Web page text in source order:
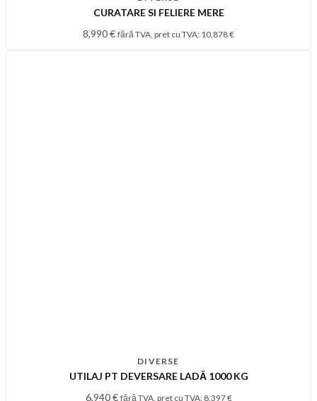
CURATARE SI FELIERE MERE
8,990€ fără TVA, pret cu TVA: 10,878€
DIVERSE
UTILAJ PT DEVERSARE LADĂ 1000 KG
6,940€ fără TVA, pret cu TVA: 8,397€